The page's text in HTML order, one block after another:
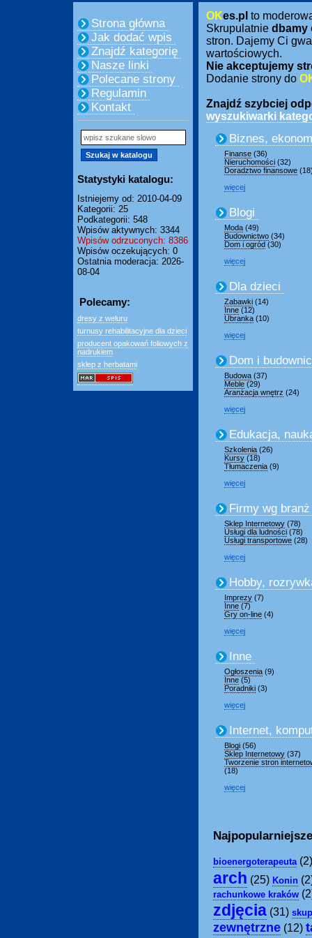
Strona główna
Jak dodać wpis
Znajdź kategorię
Nasze linki
Polecane strony
Regulamin
Kontakt
Statystyki katalogu:
Istniejemy od: 2010-04-09
Kategorii: 25
Podkategorii: 548
Wpisów aktywnych: 3344
Wpisów odrzuconych: 8386
Wpisów oczekujących: 0
Ostatnia moderacja: 2026-
08-04
Polecamy:
dresy z weluru
turnusy rehabilitacyjne dla dzieci
producent opakowań foliowych z
nadrukiem
sklep z herbatami
OKes.pl to
Skrupulatnie dbamy
stron. Dajemy Ci
wartościowych.
Nie akceptujemy
Dodanie strony do
Znajdź szybciej
wyszukiwarki
Biznes,
Finanse (36)
Nieruchomości (32)
Doradztwo finansowe
więcej
Blogi
Moda (49)
Budownictwo (34)
Dom i ogród (30)
więcej
Dla dzieci
Zabawki (14)
Inne (12)
Ubranka (10)
więcej
Dom i
Budowa (37)
Meble (29)
Aranżacja wnętrz (24)
więcej
Edukacja,
Szkolenia (26)
Kursy (18)
Tłumaczenia (9)
więcej
Firmy wg branż
Sklep Internetowy (78)
Usługi dla ludności (78)
Usługi transportowe (28)
więcej
Hobby,
Imprezy (7)
Inne (7)
Gry on-line (4)
więcej
Inne
Ogłoszenia (9)
Inne (5)
Poradniki (3)
więcej
Internet,
Blogi (56)
Sklep Internetowy (37)
Tworzenie stron
(18)
więcej
bioenergoterapeuta
arch (25) Konin
rachunkowe kraków
zdjęcia (31)
zewnętrzne (12)